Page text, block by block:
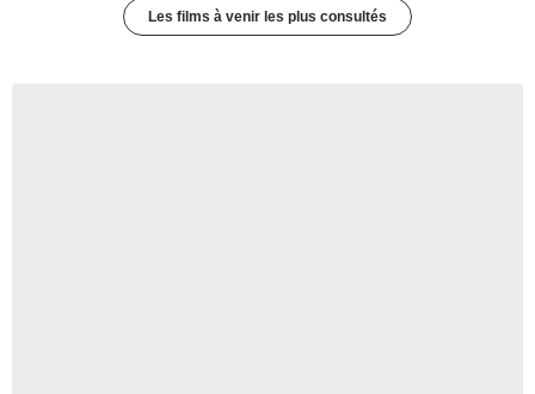
Les films à venir les plus consultés